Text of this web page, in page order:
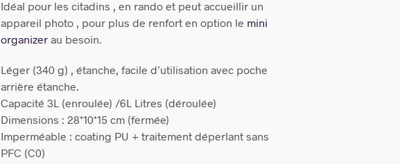
Idéal pour les citadins , en rando et peut accueillir un
appareil photo , pour plus de renfort en option le mini
organizer au besoin.
Léger (340 g) , étanche, facile d’utilisation avec poche
arrière étanche.
Capacité 3L (enroulée) /6L Litres (déroulée)
Dimensions : 28*10*15 cm (fermée)
Imperméable : coating PU + traitement déperlant sans
PFC (C0)